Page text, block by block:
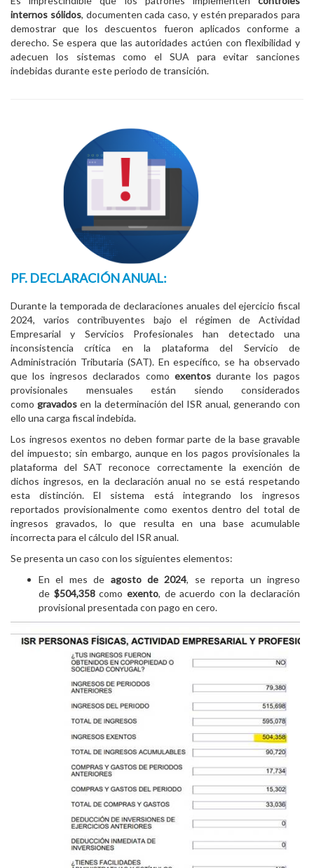
internos sólidos, documenten cada caso, y estén preparados para
demostrar que los descuentos fueron aplicados conforme a
derecho. Se espera que las autoridades actúen con flexibilidad y
adecuen los sistemas como el SUA para evitar sanciones
indebidas durante este periodo de transición.
PF. DECLARACIÓN ANUAL:
Durante la temporada de declaraciones anuales del ejercicio fiscal
2024, varios contribuyentes bajo el régimen de Actividad
Empresarial y Servicios Profesionales han detectado una
inconsistencia crítica en la plataforma del Servicio de
Administración Tributaria (SAT). En específico, se ha observado
que los ingresos declarados como exentosdurante los pagos
provisionales mensuales están siendo considerados
comogravados en la determinación del ISR anual, generando con
ello una carga fiscal indebida.
Los ingresos exentos no deben formar parte de la base gravable
del impuesto; sin embargo, aunque en los pagos provisionales la
plataforma del SAT reconoce correctamente la exención de
dichos ingresos, en la declaración anual no se está respetando
esta distinción. El sistema está integrando los ingresos
reportados provisionalmente como exentos dentro del total de
ingresos gravados, lo que resulta en una base acumulable
incorrecta para el cálculo del ISR anual.
Se presenta un caso con los siguientes elementos:
En el mes de agosto de 2024, se reporta un ingreso
de $504,358como exento, de acuerdo con la declaración
provisional presentada con pago en cero.